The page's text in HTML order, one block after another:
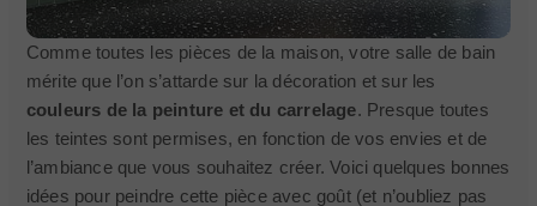
Comme toutes les pièces de la maison, votre salle de bain
mérite que l’on s’attarde sur la décoration et sur les
couleurs de la peinture et du carrelage. Presque toutes
les teintes sont permises, en fonction de vos envies et de
l’ambiance que vous souhaitez créer. Voici quelques bonnes
idées pour peindre cette pièce avec goût (et n’oubliez pas